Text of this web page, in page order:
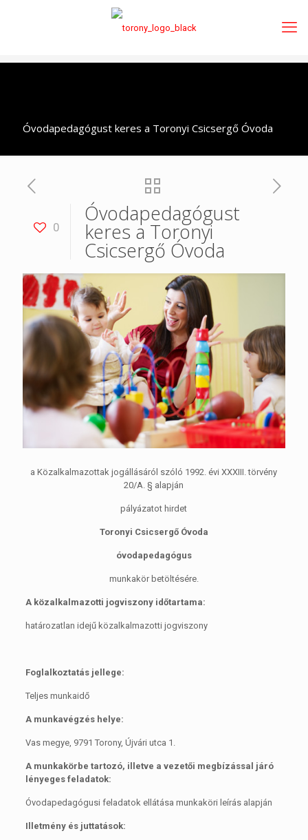
Óvodapedagógust keres a Toronyi Csicsergő Óvoda
0
Óvodapedagógust
keres a Toronyi
Csicsergő Óvoda
a Közalkalmazottak jogállásáról szóló 1992. évi XXXIII. törvény
20/A. § alapján
pályázatot hirdet
Toronyi Csicsergő Óvoda
óvodapedagógus
munkakör betöltésére.
A közalkalmazotti jogviszony időtartama:
határozatlan idejű közalkalmazotti jogviszony
Foglalkoztatás jellege:
Teljes munkaidő
A munkavégzés helye:
Vas megye, 9791 Torony, Újvári utca 1.
A munkakörbe tartozó, illetve a vezetői megbízással járó
lényeges feladatok:
Óvodapedagógusi feladatok ellátása munkaköri leírás alapján
Illetmény és juttatások: